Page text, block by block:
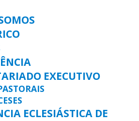
EXECUTIVO
ECLESIÁSTICA DE